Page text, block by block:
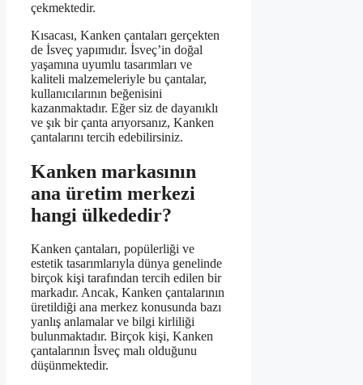
çekmektedir.
Kısacası, Kanken çantaları gerçekten
de İsveç yapımıdır. İsveç’in doğal
yaşamına uyumlu tasarımları ve
kaliteli malzemeleriyle bu çantalar,
kullanıcılarının beğenisini
kazanmaktadır. Eğer siz de dayanıklı
ve şık bir çanta arıyorsanız, Kanken
çantalarını tercih edebilirsiniz.
Kanken markasının
ana üretim merkezi
hangi ülkededir?
Kanken çantaları, popülerliği ve
estetik tasarımlarıyla dünya genelinde
birçok kişi tarafından tercih edilen bir
markadır. Ancak, Kanken çantalarının
üretildiği ana merkez konusunda bazı
yanlış anlamalar ve bilgi kirliliği
bulunmaktadır. Birçok kişi, Kanken
çantalarının İsveç malı olduğunu
düşünmektedir.